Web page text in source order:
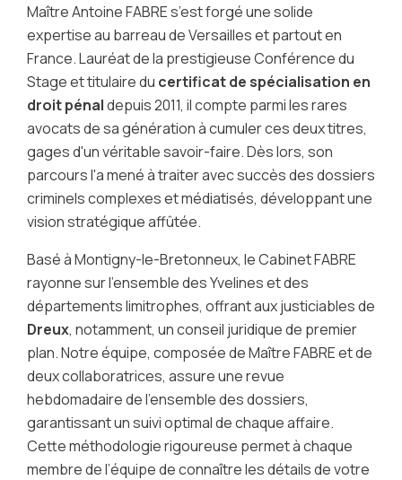
Maître Antoine FABRE s’est forgé une solide
expertise au barreau de Versailles et partout en
France. Lauréat de la prestigieuse Conférence du
Stage et titulaire du certificat de spécialisation en
droit pénaldepuis 2011, il compte parmi les rares
avocats de sa génération à cumuler ces deux titres,
gages d'un véritable savoir-faire. Dès lors, son
parcours l'a mené à traiter avec succès des dossiers
criminels complexes et médiatisés, développant une
vision stratégique affûtée.
Basé à Montigny-le-Bretonneux, le Cabinet FABRE
rayonne sur l'ensemble des Yvelines et des
départements limitrophes, offrant aux justiciables de
Dreux, notamment, un conseil juridique de premier
plan. Notre équipe, composée de Maître FABRE et de
deux collaboratrices, assure une revue
hebdomadaire de l'ensemble des dossiers,
garantissant un suivi optimal de chaque affaire.
Cette méthodologie rigoureuse permet à chaque
membre de l’équipe de connaître les détails de votre